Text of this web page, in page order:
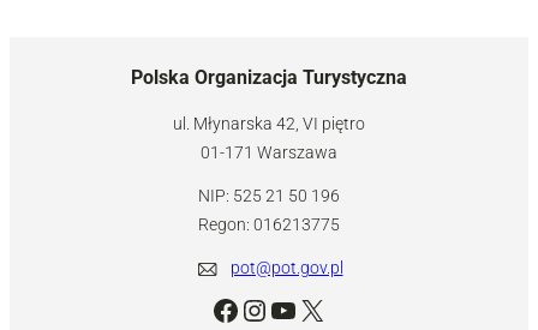
Polska Organizacja Turystyczna
ul. Młynarska 42, VI piętro
01-171 Warszawa
NIP: 525 21 50 196
Regon: 016213775
pot@pot.gov.pl
Facebook Instagram YouTube X